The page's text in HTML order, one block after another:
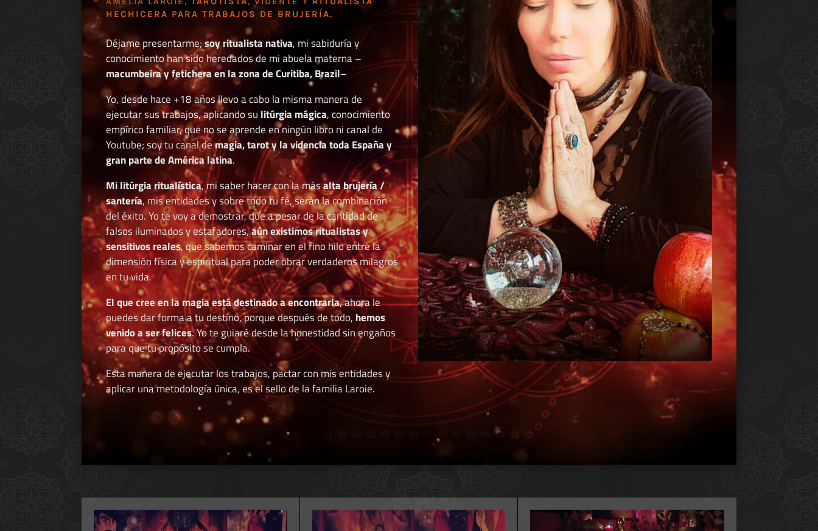
HECHICERA PARA TRABAJOS DE BRUJERÍA.
Déjame presentarme;soy ritualista nativa, mi sabiduría y
conocimiento han sido heredados de mi abuela materna –
macumbeira y fetichera en la zona de Curitiba, Brazil–
Yo, desde hace +18 años llevo a cabo la misma manera de
ejecutar sus trabajos, aplicando su litúrgia mágica, conocimiento
empírico familiar, que no se aprende en ningún libro ni canal de
Youtube; soy tu canal demagia, tarot y la videncia toda España y
gran parte de América latina.
Mi litúrgia ritualística, mi saber hacer con la másalta brujería /
santería, mis entidades y sobre todo tu fé, serán la combinación
del éxito. Yo te voy a demostrar, que a pesar de la cantidad de
falsos iluminados y estafadores,aún existimos ritualistas y
sensitivos reales, que sabemos caminar en el fino hilo entre la
dimensión física y espiritual para poder obrar verdaderos milagros
en tu vida.
El que cree en la magia está destinado a encontrarla, ahora le
puedes dar forma a tu destino, porque después de todo, hemos
venido a ser felices. Yo te guiaré desde la honestidad sin engaños
para que tu propósito se cumpla.
Esta manera de ejecutar los trabajos, pactar con mis entidades y
aplicar una metodología única, es el sello de la familia Laroie.